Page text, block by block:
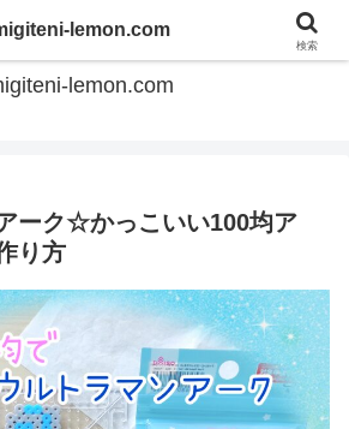
てのひらアイロンビーズ
lemon.com
ーク☆かっこいい100均ア
り方
lemon.com
検索